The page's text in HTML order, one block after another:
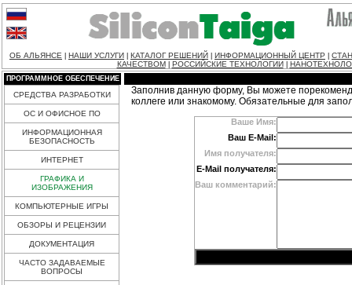
ОБ АЛЬЯНСЕ НАШИ УСЛУГИ КАТАЛОГ РЕШЕНИЙ ИНФОРМАЦИОННЫЙ ЦЕНТР
КАЧЕСТВОМ
РОССИЙСКИЕ ТЕХНОЛОГИИ
ПРОГРАММНОЕ ОБЕСПЕЧЕНИЕ
СРЕДСТВА РАЗРАБОТКИ
ОС И ОФИСНОЕ ПО
ИНФОРМАЦИОННАЯ
БЕЗОПАСНОСТЬ
ИНТЕРНЕТ
ГРАФИКА И
ИЗОБРАЖЕНИЯ
КОМПЬЮТЕРНЫЕ ИГРЫ
ОБЗОРЫ И РЕЦЕНЗИИ
ДОКУМЕНТАЦИЯ
ЧАСТО ЗАДАВАЕМЫЕ
ВОПРОСЫ
Заполнив данную форму, Вы можете
коллеге или знакомому. Обязательные для
Ваше Имя:
Ваш E-Mail:
Имя получателя:
E-Mail получателя:
Ваш комментарий: